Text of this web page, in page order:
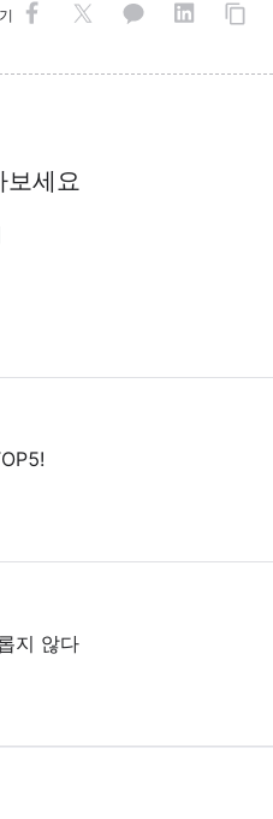
보세요
지 않다